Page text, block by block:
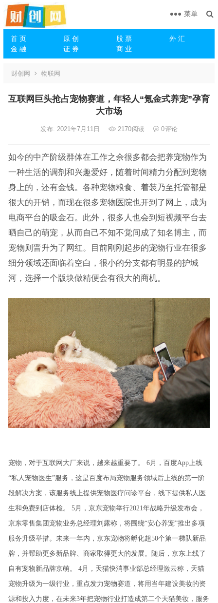
首 页 原 创 股 票
外 汇
金 融
证 券 商 业
菜单
财创网 物联网
互联网巨头抢占宠物赛道，年轻人“氪金式养宠”孕育
大市场
发布: 2021年7月11日 2170阅读 0评论
如今的中产阶级群体在工作之余很多都会把养宠物作为
一种生活的调剂和兴趣爱好，随着时间精力分配到宠物
身上的，还有金钱。各种宠物粮食、着装乃至托管都是
很大的开销，而现在很多宠物医院也开到了网上，成为
电商平台的吸金石。此外，很多人也会到短视频平台去
晒自己的萌宠，从而自己不知不觉间成了知名博主，而
宠物则晋升为了网红。目前刚刚起步的宠物行业在很多
细分领域还面临着空白，很小的分支都有明显的护城
河，选择一个版块做精便会有很大的商机。
宠物，对于互联网大厂来说，越来越重要了。 6月，百度App上线
“私人宠物医生”服务，这是百度布局宠物服务领域后上线的第一阶
段解决方案，该服务线上提供宠物医疗问诊平台，线下提供私人医
生和免费到店体检。 5月，京东宠物举行2021年战略升级发布会，
京东零售集团宠物业务总经理刘露称，将围绕“安心养宠”推出多项
服务升级举措。未来一年内，京东宠物将孵化超50个第一梯队新品
牌，并帮助更多新品牌、商家取得更大的发展。随后，京东上线了
自有宠物新品牌京萌。 4月，天猫快消事业部总经理激云称，天猫
宠物升级为一级行业，重点发力宠物赛道，将用当年建设美妆的资
源和投入力度，在未来3年把宠物行业打造成第二个天猫美妆，服务